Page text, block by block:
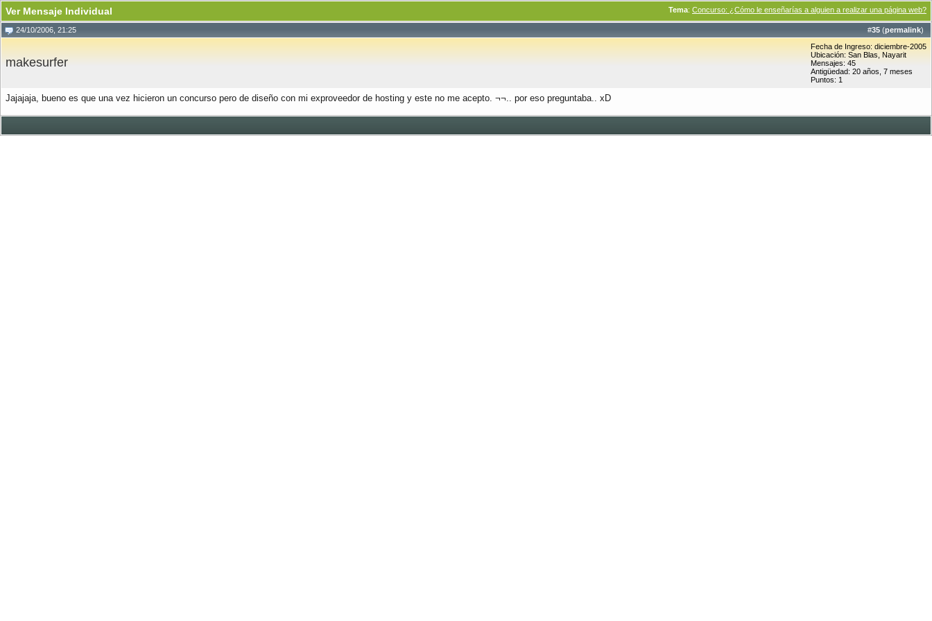
Tema: Concurso: ¿Cómo le enseñarías a alguien a realizar una página web?
Ver Mensaje Individual
#35 (permalink)
24/10/2006, 21:25
makesurfer
Fecha de Ingreso: diciembre-2005
Ubicación: San Blas, Nayarit
Mensajes: 45
Antigüedad: 20 años, 7 meses
Puntos: 1
Jajajaja, bueno es que una vez hicieron un concurso pero de diseño con mi exproveedor de hosting y este no me acepto. ¬¬.. por eso preguntaba.. xD